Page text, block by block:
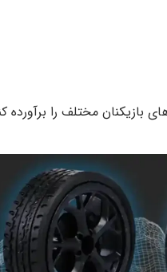
مختلف را